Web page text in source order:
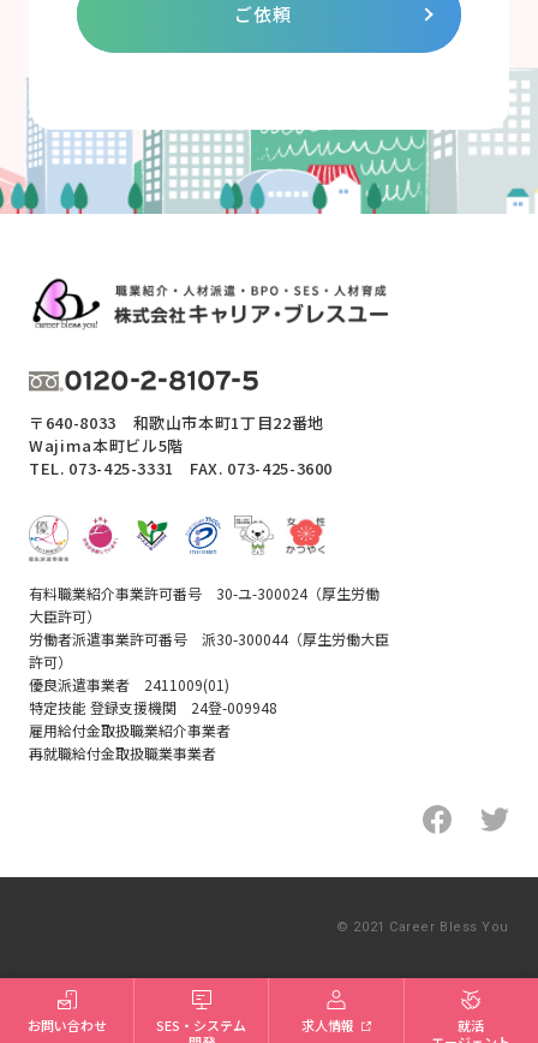
お問い合わせ
SES・システム
求人情報
就活
新卒就活エージェント
ご依頼
〒640-8033 和歌山市本町1丁目22番地
Wajima本町ビル5階
TEL. 073-425-3331 FAX. 073-425-3600
有料職業紹介事業許可番号 30-ユ-300024（厚生労働
大臣許可）
労働者派遣事業許可番号 派30-300044（厚生労働大臣
許可）
優良派遣事業者 2411009(01)
特定技能 登録支援機関 24登-009948
雇用給付金取扱職業紹介事業者
再就職給付金取扱職業事業者
© 2021 Career Bless You